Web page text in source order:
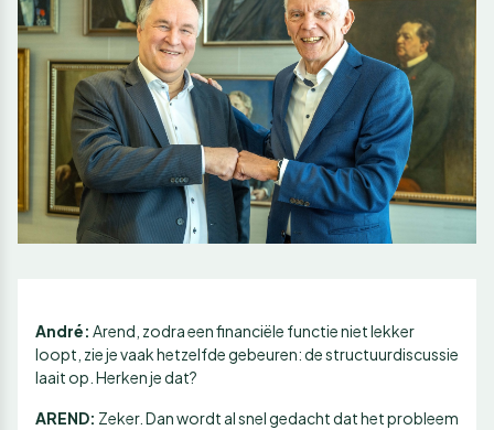
André: Arend, zodra een financiële functie niet lekker
loopt, zie je vaak hetzelfde gebeuren: de structuurdiscussie
laait op. Herken je dat?
AREND: Zeker. Dan wordt al snel gedacht dat het probleem